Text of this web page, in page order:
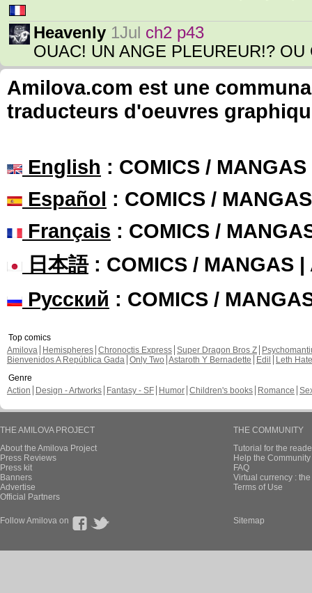
Heavenly 1Jul ch2 p43
OUAC! UN ANGE PLEUREUR!?
Amilova.com est une
traducteurs d'oeuvres
English : COMICS /
Español : COMICS /
Français : COMICS /
日本語: COMICS / MANGAS |
Русский : COMICS /
Top comics
Amilova
Hemispheres Chronoctis Express Super Dragon Bros Z
Bienvenidos A República Gada Only Two Astaroth Y Bernadette Edil
Leth Hate
Genre
Action
Design - Artworks Fantasy - SF Humor Children's books Romance
THE AMILOVA PROJECT
About the Amilova Project
Press Reviews
Press kit
Banners
Advertise
Official Partners
THE COMMUNITY
Tutorial for the
Help the
FAQ
Virtual currency :
Terms of Use
Follow Amilova on Sitemap